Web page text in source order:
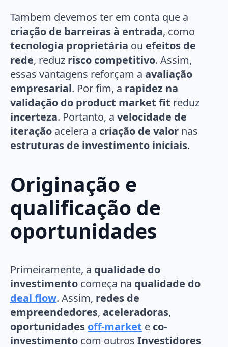
Tambem devemos ter em conta que a
criação de barreiras à entrada, como
tecnologia proprietária ou efeitos de
rede, reduz risco competitivo. Assim,
essas vantagens reforçam a avaliação
empresarial. Por fim, a rapidez na
validação do product market fit reduz
incerteza. Portanto, a velocidade de
iteração acelera a criação de valor nas
estruturas de investimento iniciais.
Originação e
qualificação de
oportunidades
Primeiramente, a qualidade do
investimento começa na qualidade do
deal flow. Assim, redes de
empreendedores, aceleradoras,
oportunidades off-market e co-
investimento com outros Investidores